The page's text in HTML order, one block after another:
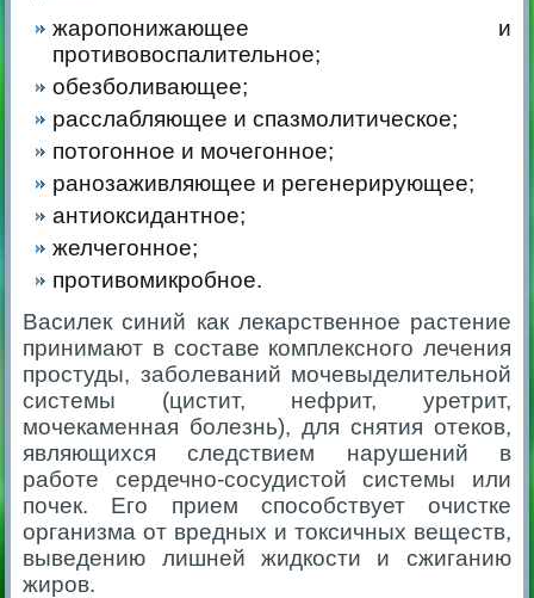
жаропонижающее и
противовоспалительное;
обезболивающее;
расслабляющее и спазмолитическое;
потогонное и мочегонное;
ранозаживляющее и регенерирующее;
антиоксидантное;
желчегонное;
противомикробное.
Василек синий как лекарственное растение
принимают в составе комплексного лечения
простуды, заболеваний мочевыделительной
системы (цистит, нефрит, уретрит,
мочекаменная болезнь), для снятия отеков,
являющихся следствием нарушений в
работе сердечно-сосудистой системы или
почек. Его прием способствует очистке
организма от вредных и токсичных веществ,
выведению лишней жидкости и сжиганию
жиров.